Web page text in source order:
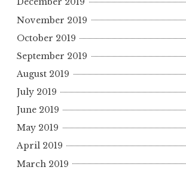
November 2019
October 2019
September 2019
August 2019
July 2019
June 2019
May 2019
April 2019
March 2019